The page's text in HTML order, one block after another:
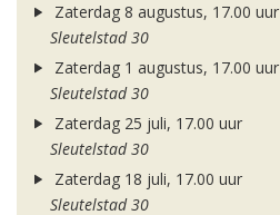
Zaterdag 8 augustus, 17.00 uur
Sleutelstad 30
Zaterdag 1 augustus, 17.00 uur
Sleutelstad 30
Zaterdag 25 juli, 17.00 uur
Sleutelstad 30
Zaterdag 18 juli, 17.00 uur
Sleutelstad 30